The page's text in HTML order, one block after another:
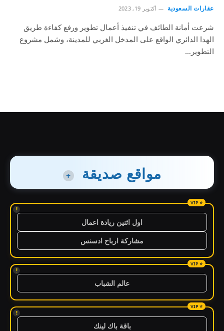
عقارات السعودية أكتوبر 19, 2023
شرعت أمانة الطائف في تنفيذ أعمال تطوير ورفع كفاءة طريق
الهدا الدائري الواقع على المدخل الغربي للمدينة، وشمل مشروع
التطوير…
مواقع صديقة +
!
اول اثنين ريادة اعمال
مشاركة ارباح ادسنس
!
عالم الشباب
!
باقة باك لينك